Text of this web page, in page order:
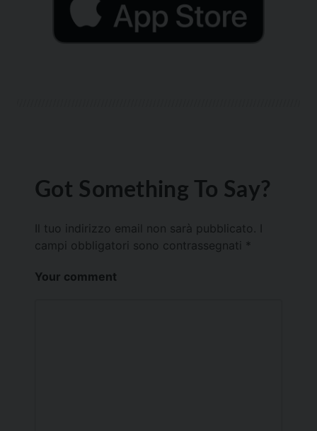
Got Something To Say?
Il tuo indirizzo email non sarà pubblicato.
campi obbligatori sono contrassegnati *
Your comment